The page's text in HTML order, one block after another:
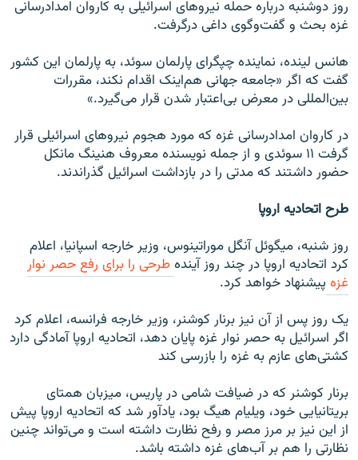
روز دوشنبه درباره حمله نیروهای اسرائیلی به کاروان امدادرسانی
غزه بحث‌ و گفت‌وگوی داغی درگرفت.
هانس لینده، نماینده چپگرای پارلمان سوئد، به پارلمان این کشور
گفت که اگر «جامعه جهانی هم‌اینک اقدام نکند، مقررات
بین‌المللی در معرض بی‌اعتبار شدن قرار می‌گیرد.»
در کاروان امدادرسانی غزه که مورد هجوم نیروهای اسرائیلی قرار
گرفت ۱۱ سوئدی و از جمله نویسنده معروف هنینگ مانکل
حضور داشتند که مدتی را در بازداشت اسرائیل گذراندند.
طرح اتحادیه اروپا
روز شنبه، میگوئل آنگل موراتینوس، وزیر خارجه اسپانیا، اعلام
کرد اتحادیه اروپا در چند روز آیندهطرحی را برای رفع حصر نوار
غزه پیشنهاد خواهد کرد.
یک روز پس از آن نیز برنار کوشنر، وزیر خارجه فرانسه، اعلام کرد
اگر اسرائیل به حصر نوار غزه پایان دهد، اتحادیه اروپا آمادگی دارد
کشتی‌های عازم به غزه را بازرسی کند
برنار کوشنر که در ضیافت شامی در پاریس، میزبان همتای
بریتانیایی خود، ویلیام هیگ بود، یادآور شد که اتحادیه اروپا پیش
از این نیز بر مرز مصر و رفح نظارت داشته است و می‌تواند چنین
نظارتی را هم بر آب‌های غزه داشته باشد.